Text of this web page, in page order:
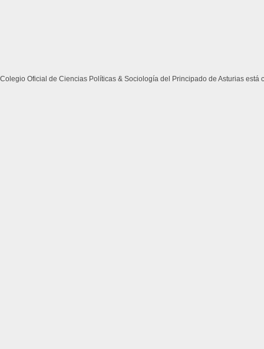
Colegio Oficial de Ciencias Políticas & Sociología del Principado de Asturias está